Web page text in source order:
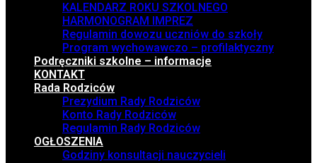
KALENDARZ ROKU SZKOLNEGO
HARMONOGRAM IMPREZ
Regulamin dowozu uczniów do szkoły
Program wychowawczo – profilaktyczny
Podręczniki szkolne – informacje
KONTAKT
Rada Rodziców
Prezydium Rady Rodziców
Konto Rady Rodziców
Regulamin Rady Rodziców
OGŁOSZENIA
Godziny konsultacji nauczycieli